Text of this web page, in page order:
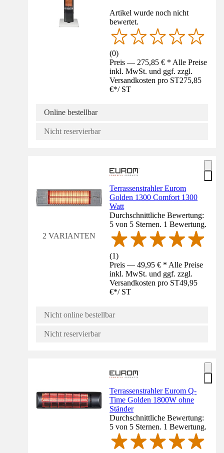
Artikel wurde noch nicht
bewertet.
(0)
Preis — 275,85 € * Alle Preise
inkl. MwSt. und ggf. zzgl.
Versandkosten pro ST275,85
€*/ ST
Online bestellbar
Nicht reservierbar
2 VARIANTEN
Terrassenstrahler Eurom
Golden 1300 Comfort 1300
Watt
Durchschnittliche Bewertung:
5 von 5 Sternen. 1 Bewertung.
(1)
Preis — 49,95 € * Alle Preise
inkl. MwSt. und ggf. zzgl.
Versandkosten pro ST49,95
€*/ ST
Nicht online bestellbar
Nicht reservierbar
Terrassenstrahler Eurom Q-
Time Golden 1800W ohne
Ständer
Durchschnittliche Bewertung:
5 von 5 Sternen. 1 Bewertung.